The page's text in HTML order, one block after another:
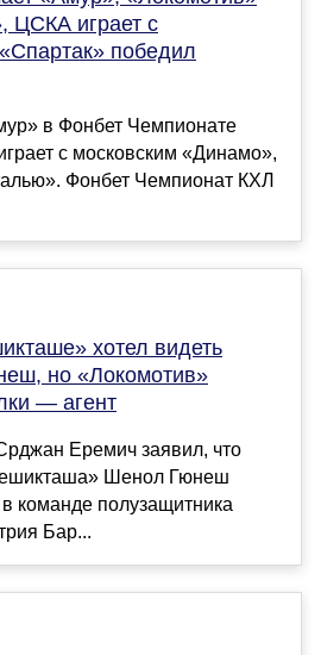
ЦСКА играет с
победил
в Фонбет Чемпионате
с московским «Динамо»,
Фонбет Чемпионат КХЛ
хотел видеть
но «Локомотив»
— агент
Еремич заявил, что
Шенол Гюнеш
в команде полузащитника
Бар...